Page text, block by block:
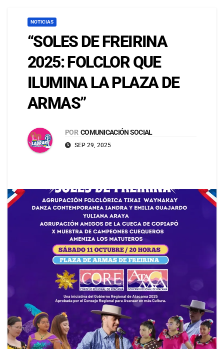
NOTICIAS
“SOLES DE FREIRINA
2025: FOLCLOR QUE
ILUMINA LA PLAZA DE
ARMAS”
POR COMUNICACIÓN SOCIAL
SEP 29, 2025